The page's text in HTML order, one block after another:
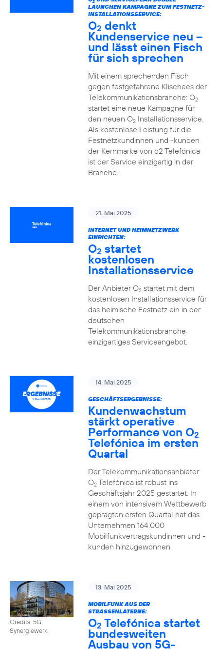
2
LAUNCHEN KAMPAGNE ZUM FESTNETZ-
INSTALLATIONSSERVICE:
O2 denkt
Kundenservice neu –
und lässt einen Fisch
für sich sprechen
Mit einem sprechenden Fisch
gegen festgefahrene Klischees der
Telekommunikationsbranche: O2
startet eine neue Kampagne für
den neuen O2Installationsservice.
Als kostenlose Leistung für die
Festnetzkundinnen und -kunden
der Kernmarke von o2 Telefónica
ist der Service einzigartig in der
Branche.
21. Mai 2025
INTERNET UND HEIMNETZWERK
EINRICHTEN:
O2 startet
kostenlosen
Installationsservice
Der Anbieter O2startet mit dem
kostenlosen Installationsservice für
das heimische Festnetz ein in der
deutschen
Telekommunikationsbranche
einzigartiges Serviceangebot.
14. Mai 2025
GESCHÄFTSERGEBNISSE:
Kundenwachstum
stärkt operative
Performance von O2
Telefónica im ersten
Quartal
Der Telekommunikationsanbieter
O2Telefónica ist robust ins
Geschäftsjahr 2025 gestartet. In
einem von intensivem Wettbewerb
geprägten ersten Quartal hat das
Unternehmen 164.000
Mobilfunkvertragskundinnen und -
kunden hinzugewonnen.
Credits: 5G
Synergiewerk
13. Mai 2025
MOBILFUNK AUS DER
STRASSENLATERNE:
O2 Telefónica startet
bundesweiten
Ausbau von 5G-